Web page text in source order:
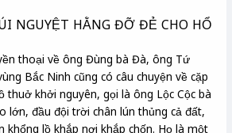
NGUYỆT HẰNG ĐỠ ĐẺ CHO HỔ
thoại về ông Đùng bà Đà, ông Tứ
Bắc Ninh cũng có câu chuyện về cặp
thuở khởi nguyên, gọi là ông Lộc Cộc bà
lớn, đầu đội trời chân lún thủng cả đất,
khổng lồ khắp nơi khắp chốn. Họ là một